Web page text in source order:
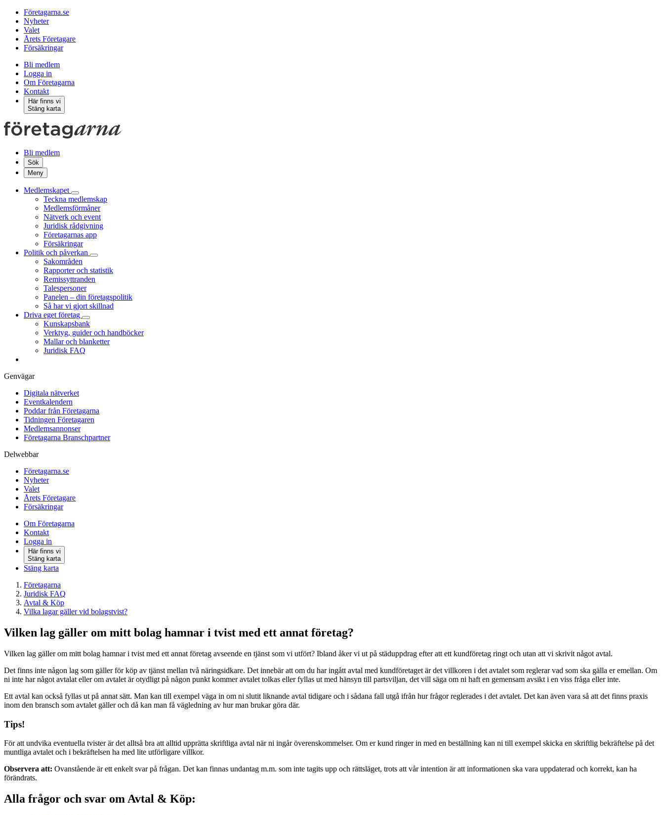
Företagarna.se
Nyheter
Valet
Årets Företagare
Försäkringar
Bli medlem
Logga in
Om Företagarna
Kontakt
Här finns vi
Stäng karta
Bli medlem
Sök
Meny
Medlemskapet
Teckna medlemskap
Medlemsförmåner
Nätverk och event
Juridisk rådgivning
Företagarnas app
Försäkringar
Politik och påverkan
Sakområden
Rapporter och statistik
Remissyttranden
Talespersoner
Panelen – din företagspolitik
Så har vi gjort skillnad
Driva eget företag
Kunskapsbank
Verktyg, guider och handböcker
Mallar och blanketter
Juridisk FAQ
Genvägar
Digitala nätverket
Eventkalendern
Poddar från Företagarna
Tidningen Företagaren
Medlemsannonser
Företagarna Branschpartner
Delwebbar
Företagarna.se
Nyheter
Valet
Årets Företagare
Försäkringar
Om Företagarna
Kontakt
Logga in
Här finns vi
Stäng karta
Stäng karta
Företagarna
Juridisk FAQ
Avtal & Köp
Vilka lagar gäller vid bolagstvist?
Vilken lag gäller om mitt bolag hamnar i tvist med ett annat företag?
Vilken lag gäller om mitt bolag hamnar i tvist med ett annat företag avseende en tjänst som vi utfört? Ibland åker vi ut på städuppdrag efter att ett kundföretag ringt och utan att vi skrivit något avtal.
Det finns inte någon lag som gäller för köp av tjänst mellan två näringsidkare. Det innebär att om du har ingått avtal med kundföretaget är det villkoren i det avtalet som reglerar vad som ska gälla er emellan. Om
ni inte har något avtalat eller om avtalet är otydligt på någon punkt kommer avtalet tolkas eller fyllas ut med hänsyn till partsviljan, det vill säga om ni haft en gemensam avsikt i en viss fråga eller inte.
Ett avtal kan också fyllas ut på annat sätt. Man kan till exempel väga in om ni slutit liknande avtal tidigare och i sådana fall utgå ifrån hur frågor reglerades i det avtalet. Det kan även vara så att det finns praxis
inom den bransch som avtalet gäller och då kan man få vägledning av hur man brukar göra där.
Tips!
För att undvika eventuella tvister är det alltså bra att alltid upprätta skriftliga avtal när ni ingår överenskommelser. Om er kund ringer in med en beställning kan ni till exempel skicka en skriftlig bekräftelse på det
muntliga avtalet och i bekräftelsen ha med lite utförligare villkor.
Observera att: Ovanstående är ett enkelt svar på frågan. Det kan finnas undantag m.m. som inte tagits upp och rättsläget, trots att vår intention är att informationen ska vara uppdaterad och korrekt, kan ha
förändrats.
Alla frågor och svar om Avtal & Köp: